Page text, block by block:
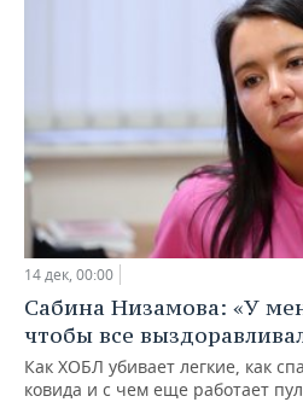
14 дек, 00:00
Сабина Низамова: «У
чтобы все
Как ХОБЛ убивает легкие, как
ковида и c чем еще работает